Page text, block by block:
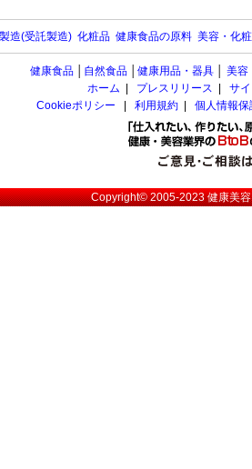
造(受託製造) 化粧品 健康食品の原料 美容・化
健康食品 自然食品 健康用品・器具 美容
ホーム
プレスリリース
サ
Cookieポリシー
利用規約 個人情報
Copyright© 2005-2023健康美